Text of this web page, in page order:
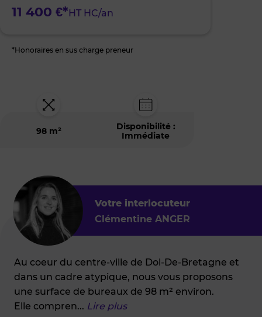
11 400 €*HT HC/an
*Honoraires en sus charge preneur
98 m²
Disponibilité :
Immédiate
Votre interlocuteur
Clémentine ANGER
Au coeur du centre-ville de Dol-De-Bretagne et
dans un cadre atypique, nous vous proposons
une surface de bureaux de 98 m² environ.
Elle compren... Lire plus